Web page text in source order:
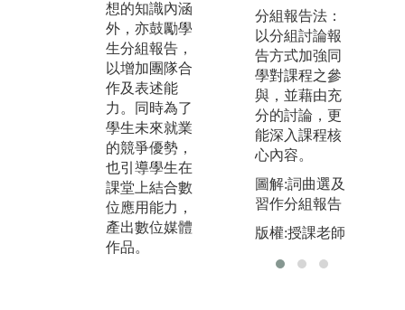
想的知識內涵
外，亦鼓勵學
生分組報告，
以增加團隊合
作及表述能
力。同時為了
學生未來就業
的競爭優勢，
也引導學生在
課堂上結合數
位應用能力，
產出數位媒體
作品。
與文化的專業
知識上，結合
數位應用技
術，呈顯學生
的學習成果。
這樣的「做中
學」，可以讓
學生們從構想
我們在數位創
作的成績。
分組報告法：
以分組討論報
告方式加強同
學對課程之參
與，並藉由充
分的討論，更
能深入課程核
心內容。
圖解:詞曲選及
習作分組報告
版權:授課老師